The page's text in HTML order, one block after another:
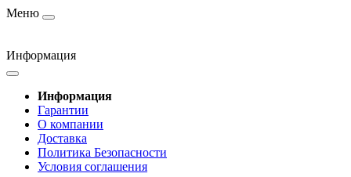
Меню
Информация
Информация
Гарантии
О компании
Доставка
Политика Безопасности
Условия соглашения